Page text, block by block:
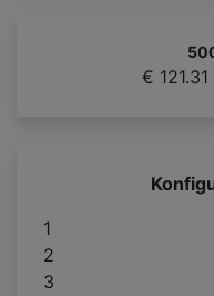
€ 121.31
1
2
3